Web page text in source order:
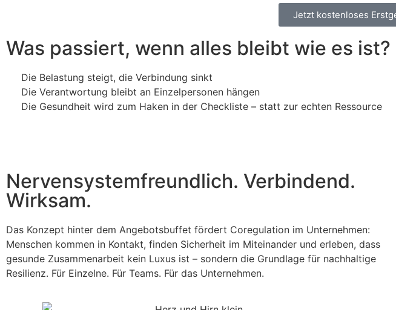
Jetzt kostenloses
Was passiert, wenn alles bleibt wie es ist?
Die Belastung steigt, die Verbindung sinkt
Die Verantwortung bleibt an Einzelpersonen hängen
Die Gesundheit wird zum Haken in der Checkliste – statt zur echten Ressource
Nervensystemfreundlich. Verbindend.
Wirksam.
Das Konzept hinter dem Angebotsbuffet fördert Coregulation im Unternehmen:
Menschen kommen in Kontakt, finden Sicherheit im Miteinander und erleben, dass
gesunde Zusammenarbeit kein Luxus ist – sondern die Grundlage für nachhaltige
Resilienz. Für Einzelne. Für Teams. Für das Unternehmen.